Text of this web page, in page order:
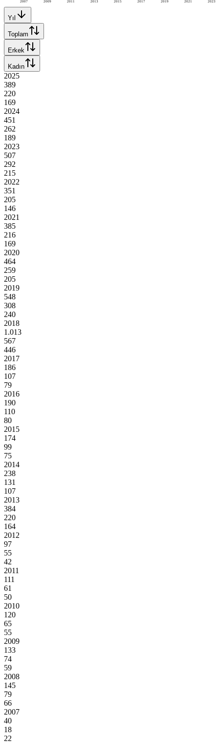
2007 2009 2011 2013 2015 2017 2019 2021 2023
Yıl
Toplam
Erkek
Kadın
2025
389
220
169
2024
451
262
189
2023
507
292
215
2022
351
205
146
2021
385
216
169
2020
464
259
205
2019
548
308
240
2018
1.013
567
446
2017
186
107
79
2016
190
110
80
2015
174
99
75
2014
238
131
107
2013
384
220
164
2012
97
55
42
2011
111
61
50
2010
120
65
55
2009
133
74
59
2008
145
79
66
2007
40
18
22